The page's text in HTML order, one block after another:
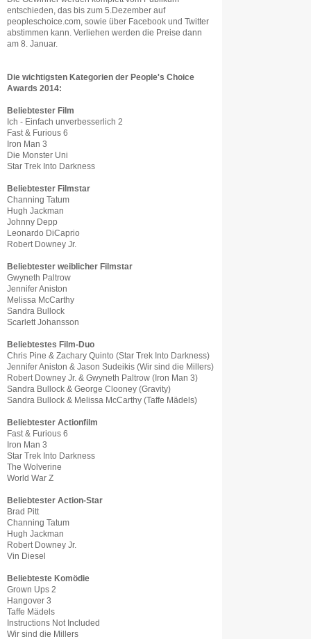
entschieden, das bis zum 5.Dezember auf
peopleschoice.com, sowie über Facebook und Twitter
abstimmen kann. Verliehen werden die Preise dann
am 8. Januar.
Die wichtigsten Kategorien der People's Choice
Awards 2014:
Beliebtester Film
Ich - Einfach unverbesserlich 2
Fast & Furious 6
Iron Man 3
Die Monster Uni
Star Trek Into Darkness
Beliebtester Filmstar
Channing Tatum
Hugh Jackman
Johnny Depp
Leonardo DiCaprio
Robert Downey Jr.
Beliebtester weiblicher Filmstar
Gwyneth Paltrow
Jennifer Aniston
Melissa McCarthy
Sandra Bullock
Scarlett Johansson
Beliebtestes Film-Duo
Chris Pine & Zachary Quinto (Star Trek Into Darkness)
Jennifer Aniston & Jason Sudeikis (Wir sind die Millers)
Robert Downey Jr. & Gwyneth Paltrow (Iron Man 3)
Sandra Bullock & George Clooney (Gravity)
Sandra Bullock & Melissa McCarthy (Taffe Mädels)
Beliebtester Actionfilm
Fast & Furious 6
Iron Man 3
Star Trek Into Darkness
The Wolverine
World War Z
Beliebtester Action-Star
Brad Pitt
Channing Tatum
Hugh Jackman
Robert Downey Jr.
Vin Diesel
Beliebteste Komödie
Grown Ups 2
Hangover 3
Taffe Mädels
Instructions Not Included
Wir sind die Millers